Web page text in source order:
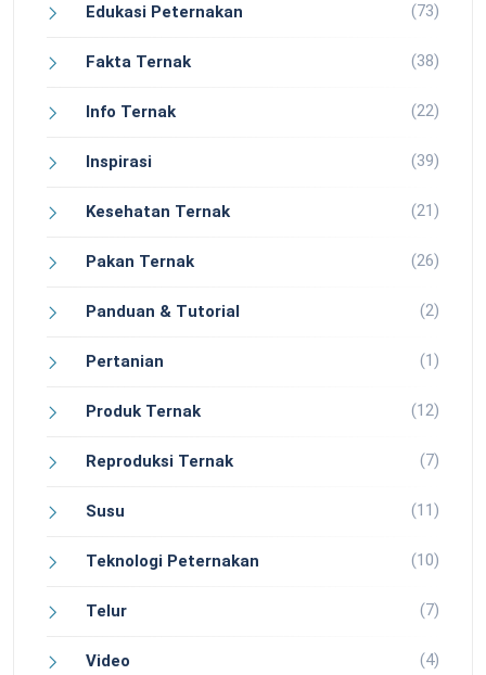
Edukasi Peternakan (73)
Fakta Ternak (38)
Info Ternak (22)
Inspirasi (39)
Kesehatan Ternak (21)
Pakan Ternak (26)
Panduan & Tutorial (2)
Pertanian (1)
Produk Ternak (12)
Reproduksi Ternak (7)
Susu (11)
Teknologi Peternakan (10)
Telur (7)
Video (4)